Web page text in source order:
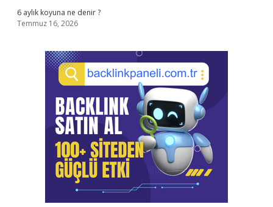
6 aylık koyuna ne denir ?
Temmuz 16, 2026